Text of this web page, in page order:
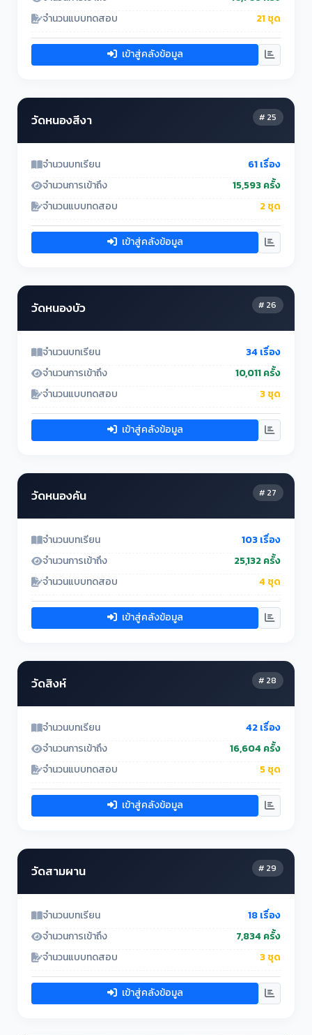
จำนวนแบบทดสอบ
21 ชุด
เข้าสู่คลังข้อมูล
# 25
วัดหนองสีงา
จำนวนบทเรียน
61 เรื่อง
จำนวนการเข้าถึง
15,593 ครั้ง
จำนวนแบบทดสอบ
2 ชุด
เข้าสู่คลังข้อมูล
# 26
วัดหนองบัว
จำนวนบทเรียน
34 เรื่อง
จำนวนการเข้าถึง
10,011 ครั้ง
จำนวนแบบทดสอบ
3 ชุด
เข้าสู่คลังข้อมูล
# 27
วัดหนองคัน
จำนวนบทเรียน
103 เรื่อง
จำนวนการเข้าถึง
25,132 ครั้ง
จำนวนแบบทดสอบ
4 ชุด
เข้าสู่คลังข้อมูล
# 28
วัดสิงห์
จำนวนบทเรียน
42 เรื่อง
จำนวนการเข้าถึง
16,604 ครั้ง
จำนวนแบบทดสอบ
5 ชุด
เข้าสู่คลังข้อมูล
# 29
วัดสามผาน
จำนวนบทเรียน
18 เรื่อง
จำนวนการเข้าถึง
7,834 ครั้ง
จำนวนแบบทดสอบ
3 ชุด
เข้าสู่คลังข้อมูล